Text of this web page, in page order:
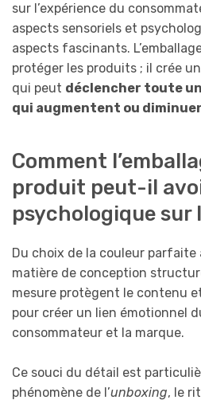
sur l’expérience du
aspects sensoriels et
aspects fascinants.
protéger les produits ; il crée
qui peut déclencher toute
qui augmentent ou
Comment
produit peut-il
psychologique sur
Du choix de la couleur
matière de conception
mesure protègent le contenu
pour créer un lien émotionnel
consommateur et la marque.
Ce souci du détail est
phénomène de l’unboxing, le